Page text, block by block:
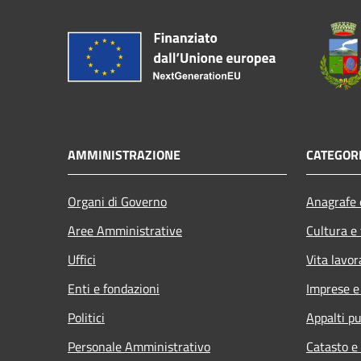
AMMINISTRAZIONE
Organi di Governo
Aree Amministrative
Uffici
Enti e fondazioni
Politici
Personale Amministrativo
Cultura
Vita
Imprese
Appalti
Catasto